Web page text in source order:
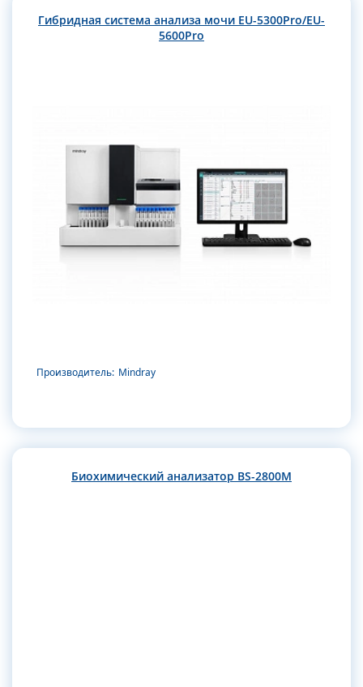
Гибридная система анализа мочи EU-5300Pro/EU-
5600Pro
Производитель: Mindray
Биохимический анализатор BS-2800M